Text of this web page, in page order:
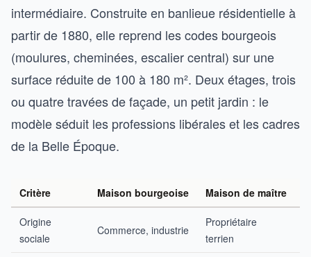
intermédiaire. Construite en banlieue résidentielle à
partir de 1880, elle reprend les codes bourgeois
(moulures, cheminées, escalier central) sur une
surface réduite de 100 à 180 m². Deux étages, trois
ou quatre travées de façade, un petit jardin : le
modèle séduit les professions libérales et les cadres
de la Belle Époque.
Critère Maison bourgeoise Maison de maître
Origine
sociale
Commerce, industrie
Propriétaire
terrien